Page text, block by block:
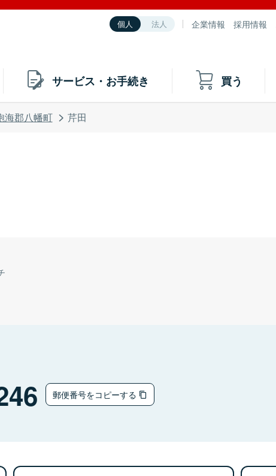
個人 法人 企業情報 採用情報
サービス・お手続き 買う
海郡八幡町 芹田
郵便番号をコピーする